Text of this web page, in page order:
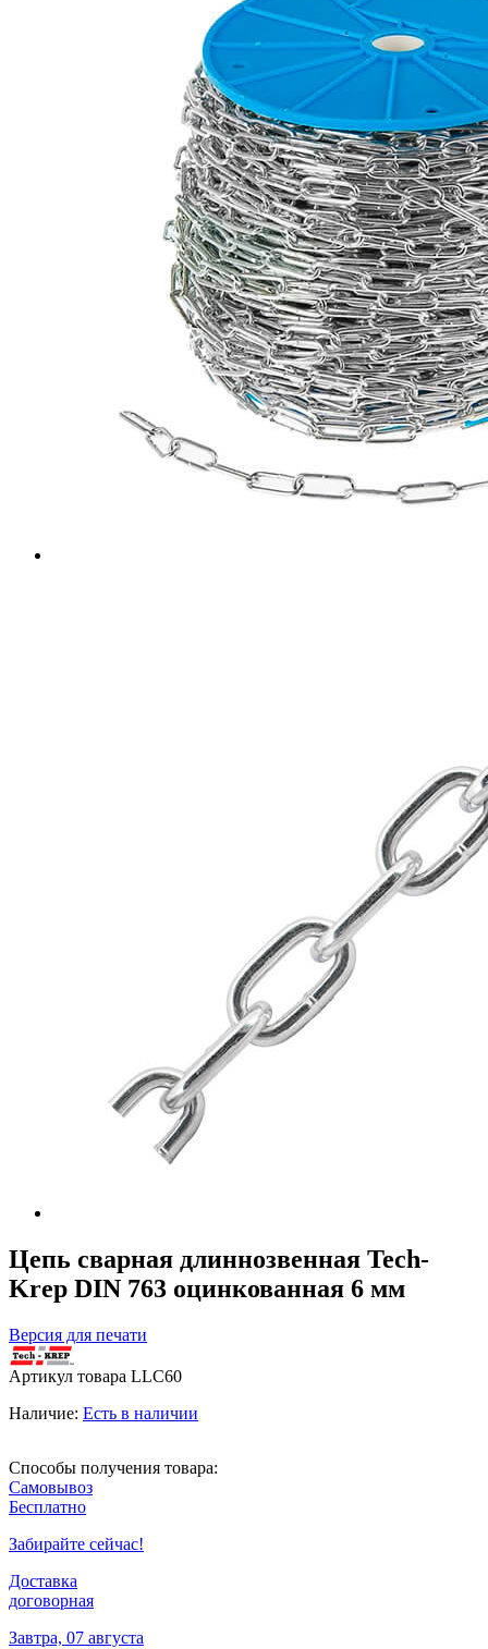
Цепь сварная длиннозвенная Tech-
Krep DIN 763 оцинкованная 6 мм
Версия для печати
Артикул товара LLC60
Наличие: Есть в наличии
Способы получения товара:
Самовывоз
Бесплатно
Забирайте сейчас!
Доставка
договорная
Завтра, 07 августа